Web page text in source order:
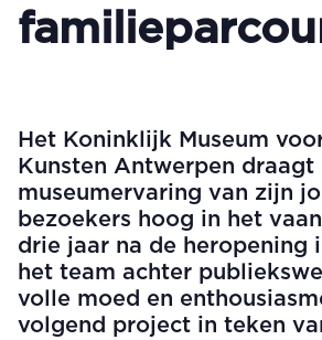
Het Koninklijk Museum
Kunsten Antwerpen draagt
museumervaring van zijn
bezoekers hoog in het
drie jaar na de heropening
het team achter
volle moed en
volgend project in teken